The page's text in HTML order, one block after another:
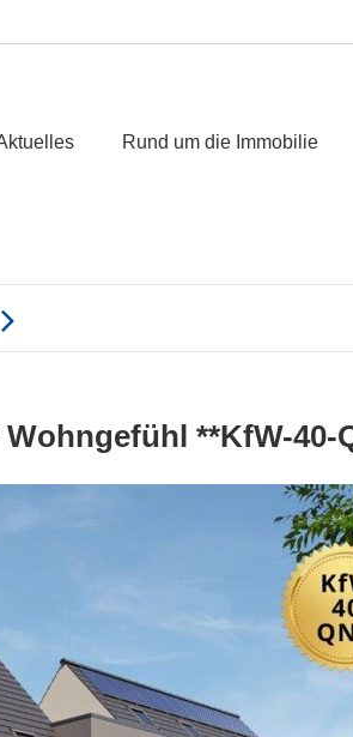
Rund um die Immobilie
**KfW-40-